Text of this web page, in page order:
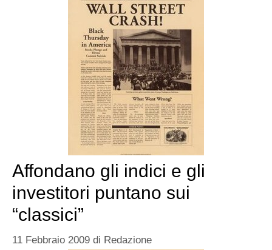
Affondano gli indici e gli
investitori puntano sui
“classici”
11 Febbraio 2009 di Redazione